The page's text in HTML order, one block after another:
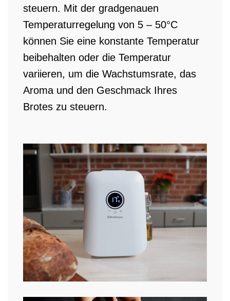
steuern. Mit der gradgenauen
Temperaturregelung von 5 – 50°C
können Sie eine konstante Temperatur
beibehalten oder die Temperatur
variieren, um die Wachstumsrate, das
Aroma und den Geschmack Ihres
Brotes zu steuern.